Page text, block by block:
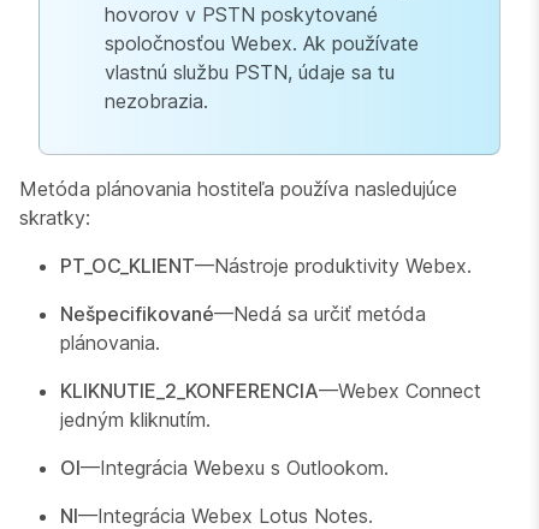
hovorov v PSTN poskytované
spoločnosťou Webex. Ak používate
vlastnú službu PSTN, údaje sa tu
nezobrazia.
Metóda plánovania hostiteľa používa nasledujúce
skratky:
PT_OC_KLIENT—Nástroje produktivity Webex.
Nešpecifikované—Nedá sa určiť metóda
plánovania.
KLIKNUTIE_2_KONFERENCIA—Webex Connect
jedným kliknutím.
OI—Integrácia Webexu s Outlookom.
NI—Integrácia Webex Lotus Notes.